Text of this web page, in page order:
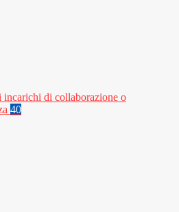
incarichi di collaborazione o
40